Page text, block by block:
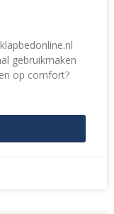
gebruikmaken
op comfort?